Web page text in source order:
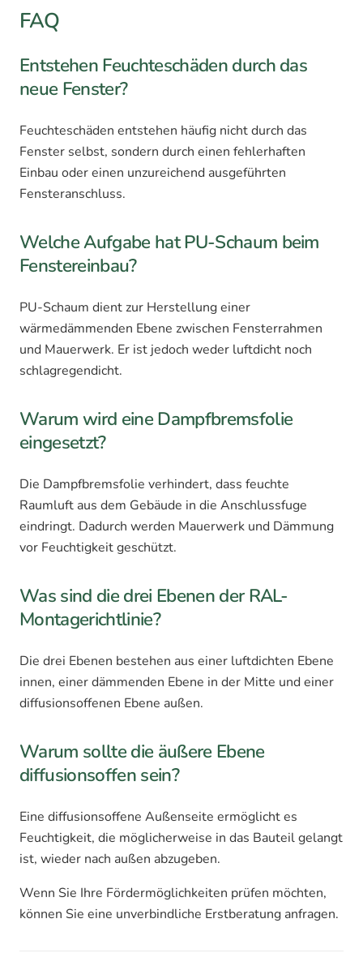
FAQ
Entstehen Feuchteschäden durch das
neue Fenster?
Feuchteschäden entstehen häufig nicht durch das
Fenster selbst, sondern durch einen fehlerhaften
Einbau oder einen unzureichend ausgeführten
Fensteranschluss.
Welche Aufgabe hat PU-Schaum beim
Fenstereinbau?
PU-Schaum dient zur Herstellung einer
wärmedämmenden Ebene zwischen Fensterrahmen
und Mauerwerk. Er ist jedoch weder luftdicht noch
schlagregendicht.
Warum wird eine Dampfbremsfolie
eingesetzt?
Die Dampfbremsfolie verhindert, dass feuchte
Raumluft aus dem Gebäude in die Anschlussfuge
eindringt. Dadurch werden Mauerwerk und Dämmung
vor Feuchtigkeit geschützt.
Was sind die drei Ebenen der RAL-
Montagerichtlinie?
Die drei Ebenen bestehen aus einer luftdichten Ebene
innen, einer dämmenden Ebene in der Mitte und einer
diffusionsoffenen Ebene außen.
Warum sollte die äußere Ebene
diffusionsoffen sein?
Eine diffusionsoffene Außenseite ermöglicht es
Feuchtigkeit, die möglicherweise in das Bauteil gelangt
ist, wieder nach außen abzugeben.
Wenn Sie Ihre Fördermöglichkeiten prüfen möchten,
können Sie eine unverbindliche Erstberatung anfragen.